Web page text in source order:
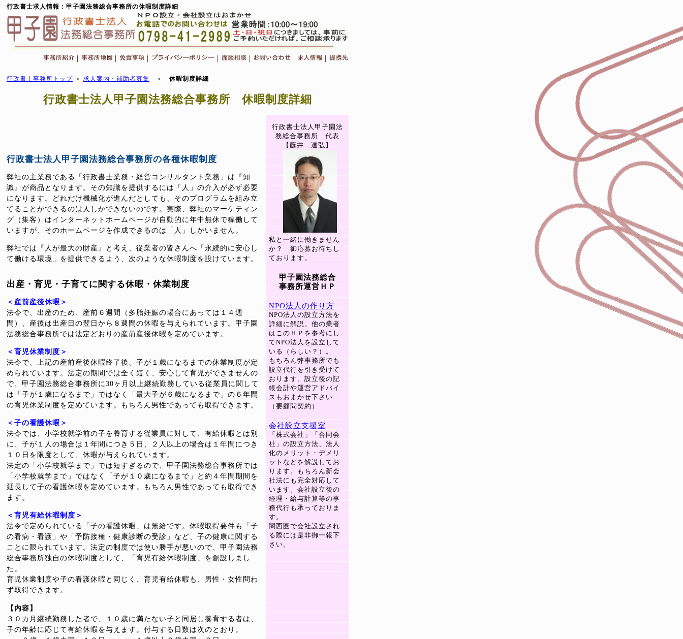
行政書士求人情報：甲子園法務総合事務所の休暇制度詳細
行政書士事務所トップ ＞ 求人案内・補助者募集 ＞ 休暇制度詳細
行政書士法人甲子園法務総合事務所 休暇制度詳細
行政書士法人甲子園法務総合事務所の各種休暇制度
弊社の主業務である「行政書士業務・経営コンサルタント業務」は『知
識』が商品となります。その知識を提供するには「人」の介入が必ず必要
になります。どれだけ機械化が進んだとしても、そのプログラムを組み立
てることができるのは人しかできないのです。実際、弊社のマーケティン
グ（集客）はインターネットホームページが自動的に年中無休で稼働して
いますが、そのホームページを作成できるのは「人」しかいません。
弊社では『人が最大の財産』と考え、従業者の皆さんへ「永続的に安心し
て働ける環境」を提供できるよう、次のような休暇制度を設けています。
出産・育児・子育てに関する休暇・休業制度
＜産前産後休暇＞
法令で、出産のため、産前６週間（多胎妊娠の場合にあっては１４週
間）、産後は出産日の翌日から８週間の休暇を与えられています。甲子園
法務総合事務所では法定どおりの産前産後休暇を定めています。
＜育児休業制度＞
法令で、上記の産前産後休暇終了後、子が１歳になるまでの休業制度が定
められています。法定の期間では全く短く、安心して育児ができませんの
で、甲子園法務総合事務所に30ヶ月以上継続勤務している従業員に関して
は「子が１歳になるまで」ではなく「最大子が６歳になるまで」の６年間
の育児休業制度を定めています。もちろん男性であっても取得できます。
＜子の看護休暇＞
法令では、小学校就学前の子を養育する従業員に対して、有給休暇とは別
に、子が１人の場合は１年間につき５日、２人以上の場合は１年間につき
１０日を限度として、休暇が与えられています。
法定の「小学校就学まで」では短すぎるので、甲子園法務総合事務所では
「小学校就学まで」ではなく「子が１０歳になるまで」と約４年間期間を
延長して子の看護休暇を定めています。もちろん男性であっても取得でき
ます。
＜育児有給休暇制度＞
法令で定められている「子の看護休暇」は無給です。休暇取得要件も「子
の看病・看護」や「予防接種・健康診断の受診」など、子の健康に関する
ことに限られています。法定の制度では使い勝手が悪いので、甲子園法務
総合事務所独自の休暇制度として、「育児有給休暇制度」を創設しまし
た。
育児休業制度や子の看護休暇と同じく、育児有給休暇も、男性・女性問わ
ず取得できます。
【内容】
３０カ月継続勤務した者で、１０歳に満たない子と同居し養育する者は、
子の年齢に応じて有給休暇を与えます。付与する日数は次のとおり。
行政書士法人甲子園法
務総合事務所 代表
【藤井 達弘】
私と一緒に働きません
か？ 御応募お待ちし
ております。
甲子園法務総合
事務所運営ＨＰ
NPO法人の作り方
NPO法人の設立方法を
詳細に解説。他の業者
はこのＨＰを参考にし
てNPO法人を設立して
いる（らしい？）。
もちろん弊事務所でも
設立代行を引き受けて
おります。設立後の記
帳会計や運営アドバイ
スもおまかせ下さい
（要顧問契約）
会社設立支援室
「株式会社」「合同会
社」の設立方法、法人
化のメリット・デメリ
ットなどを解説してお
ります。もちろん新会
社法にも完全対応して
います。会社設立後の
経理・給与計算等の事
務代行も承っておりま
す。
関西圏で会社設立され
る際には是非御一報下
さい。